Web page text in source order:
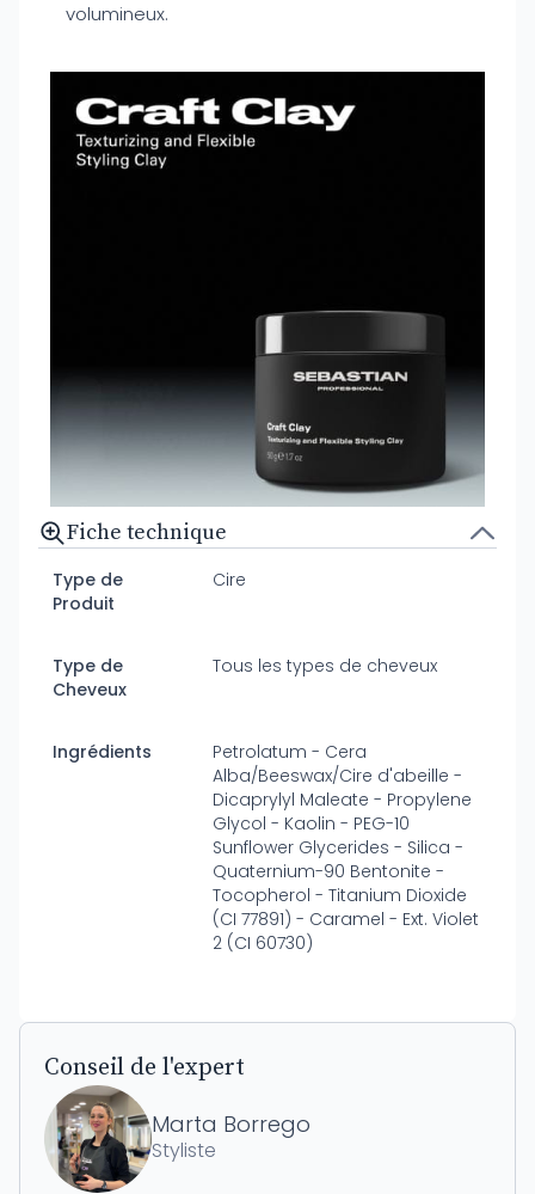
volumineux.
Fiche technique
Type de
Produit
Cire
Type de
Cheveux
Tous les types de cheveux
Ingrédients
Petrolatum - Cera
Alba/Beeswax/Cire d'abeille -
Dicaprylyl Maleate - Propylene
Glycol - Kaolin - PEG-10
Sunflower Glycerides - Silica -
Quaternium-90 Bentonite -
Tocopherol - Titanium Dioxide
(CI 77891) - Caramel - Ext. Violet
2 (CI 60730)
Conseil de l'expert
Marta Borrego
Styliste